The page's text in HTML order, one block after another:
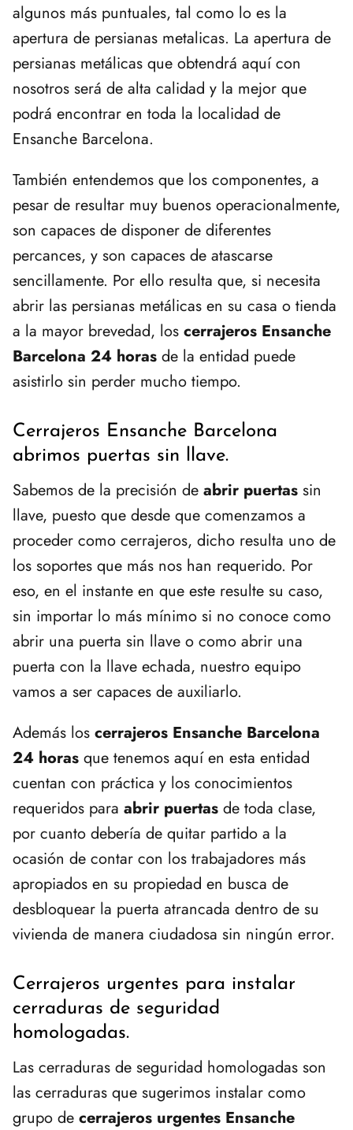
algunos más puntuales, tal como lo es la
apertura de persianas metalicas. La apertura de
persianas metálicas que obtendrá aquí con
nosotros será de alta calidad y la mejor que
podrá encontrar en toda la localidad de
Ensanche Barcelona.
También entendemos que los componentes, a
pesar de resultar muy buenos operacionalmente,
son capaces de disponer de diferentes
percances, y son capaces de atascarse
sencillamente. Por ello resulta que, si necesita
abrir las persianas metálicas en su casa o tienda
a la mayor brevedad, los cerrajeros Ensanche
Barcelona 24 horas de la entidad puede
asistirlo sin perder mucho tiempo.
Cerrajeros Ensanche Barcelona
abrimos puertas sin llave.
Sabemos de la precisión de abrir puertas sin
llave, puesto que desde que comenzamos a
proceder como cerrajeros, dicho resulta uno de
los soportes que más nos han requerido. Por
eso, en el instante en que este resulte su caso,
sin importar lo más mínimo si no conoce como
abrir una puerta sin llave o como abrir una
puerta con la llave echada, nuestro equipo
vamos a ser capaces de auxiliarlo.
Además los cerrajeros Ensanche Barcelona
24 horas que tenemos aquí en esta entidad
cuentan con práctica y los conocimientos
requeridos para abrir puertas de toda clase,
por cuanto debería de quitar partido a la
ocasión de contar con los trabajadores más
apropiados en su propiedad en busca de
desbloquear la puerta atrancada dentro de su
vivienda de manera ciudadosa sin ningún error.
Cerrajeros urgentes para instalar
cerraduras de seguridad
homologadas.
Las cerraduras de seguridad homologadas son
las cerraduras que sugerimos instalar como
grupo de cerrajeros urgentes Ensanche